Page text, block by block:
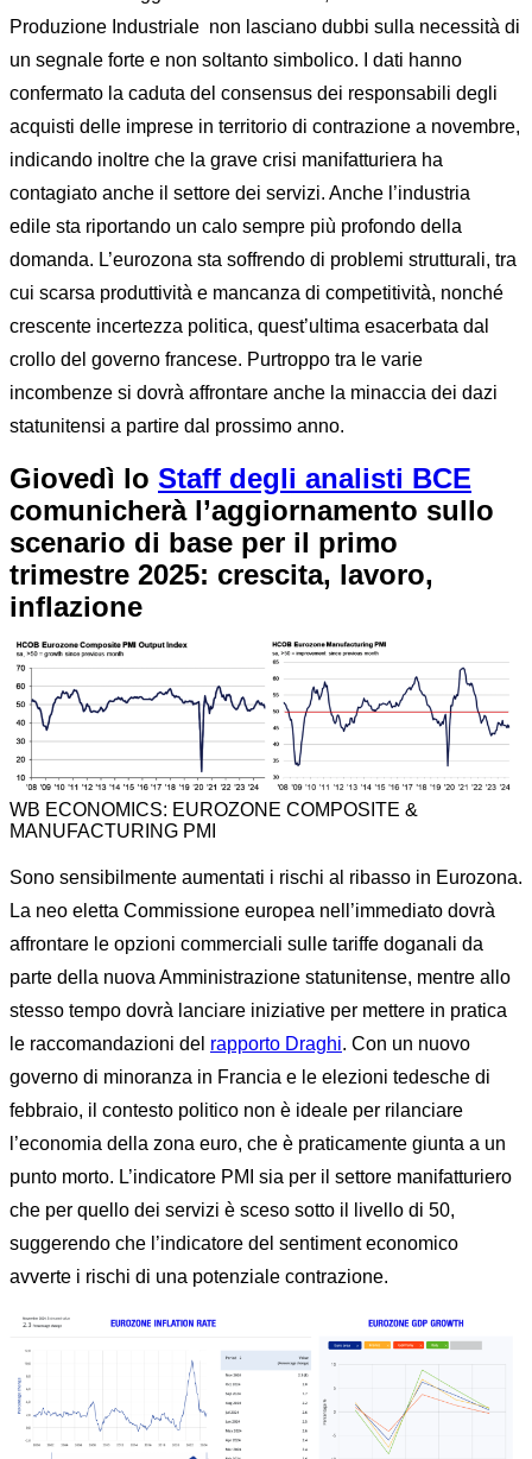
Produzione Industriale non lasciano dubbi sulla necessità di
un segnale forte e non soltanto simbolico. I dati hanno
confermato la caduta del consensus dei responsabili degli
acquisti delle imprese in territorio di contrazione a novembre,
indicando inoltre che la grave crisi manifatturiera ha
contagiato anche il settore dei servizi. Anche l’industria
edile sta riportando un calo sempre più profondo della
domanda. L’eurozona sta soffrendo di problemi strutturali, tra
cui scarsa produttività e mancanza di competitività, nonché
crescente incertezza politica, quest’ultima esacerbata dal
crollo del governo francese. Purtroppo tra le varie
incombenze si dovrà affrontare anche la minaccia dei dazi
statunitensi a partire dal prossimo anno.
Giovedì lo Staff degli analisti BCE
comunicherà l’aggiornamento sullo
scenario di base per il primo
trimestre 2025: crescita, lavoro,
inflazione
WB ECONOMICS: EUROZONE COMPOSITE &
MANUFACTURING PMI
Sono sensibilmente aumentati i rischi al ribasso in Eurozona.
La neo eletta Commissione europea nell’immediato dovrà
affrontare le opzioni commerciali sulle tariffe doganali da
parte della nuova Amministrazione statunitense, mentre allo
stesso tempo dovrà lanciare iniziative per mettere in pratica
le raccomandazioni del rapporto Draghi. Con un nuovo
governo di minoranza in Francia e le elezioni tedesche di
febbraio, il contesto politico non è ideale per rilanciare
l’economia della zona euro, che è praticamente giunta a un
punto morto. L’indicatore PMI sia per il settore manifatturiero
che per quello dei servizi è sceso sotto il livello di 50,
suggerendo che l’indicatore del sentiment economico
avverte i rischi di una potenziale contrazione.